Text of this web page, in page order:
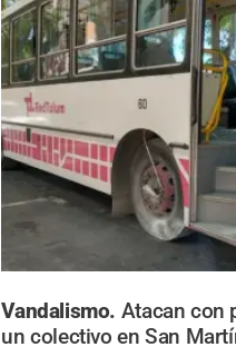
Vandalismo. Atacan con
un colectivo en San